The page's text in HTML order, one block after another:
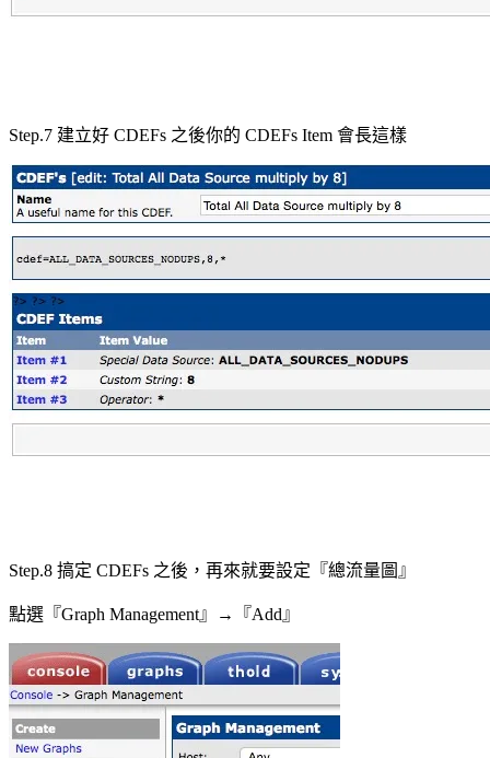
Step.7 建立好 CDEFs 之後你的 CDEFs Item 會長這樣
Step.8 搞定 CDEFs 之後，再來就要設定『總流量圖』
點選『Graph Management』→『Add』